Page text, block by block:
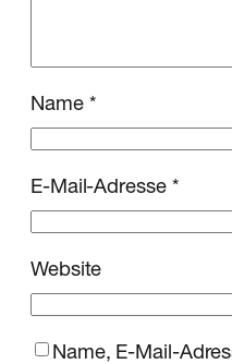
Name *
E-Mail-Adresse *
Website
Name, E-Mail-